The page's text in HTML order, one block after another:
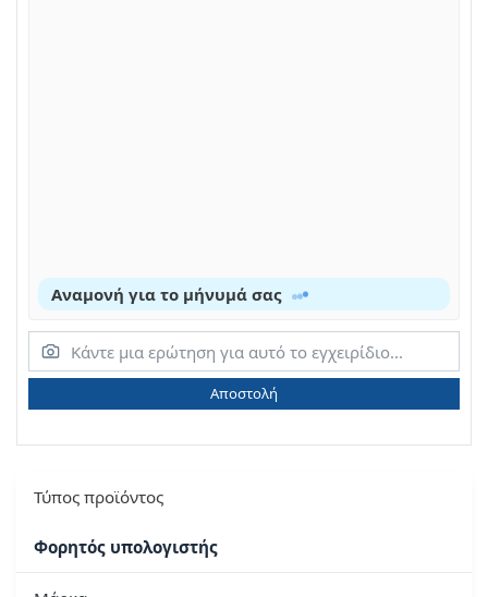
Αναμονή για το μήνυμά σας
Αποστολή
Τύπος προϊόντος
Φορητός υπολογιστής